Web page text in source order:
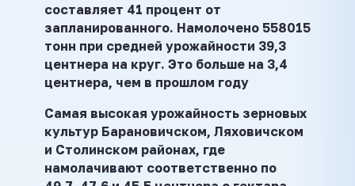
составляет 41 процент от
запланированного. Намолочено 558015
тонн при средней урожайности 39,3
центнера на круг. Это больше на 3,4
центнера, чем в прошлом году
Самая высокая урожайность зерновых
культур Барановичском, Ляховичском
и Столинском районах, где
намолачивают соответственно по